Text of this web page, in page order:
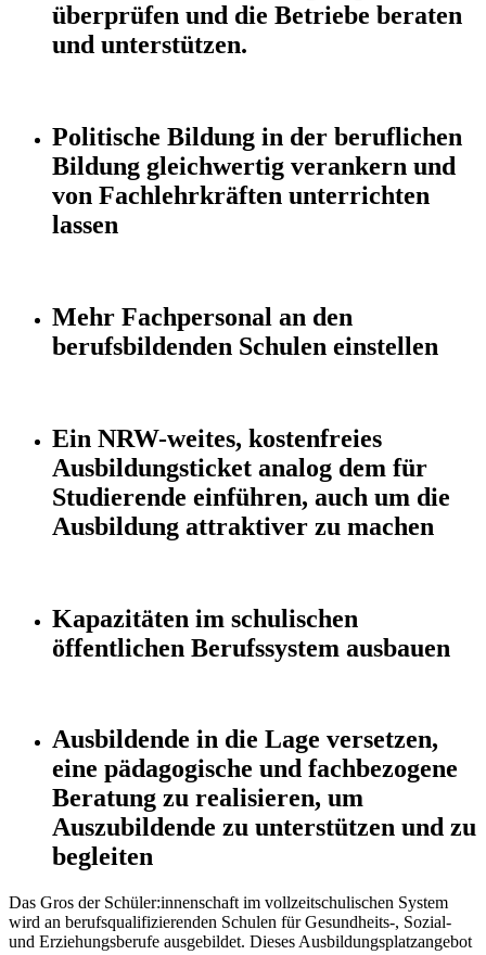
überprüfen und die Betriebe beraten
und unterstützen.
Politische Bildung in der beruflichen
Bildung gleichwertig verankern und
von Fachlehrkräften unterrichten
lassen
Mehr Fachpersonal an den
berufsbildenden Schulen einstellen
Ein NRW-weites, kostenfreies
Ausbildungsticket analog dem für
Studierende einführen, auch um die
Ausbildung attraktiver zu machen
Kapazitäten im schulischen
öffentlichen Berufssystem ausbauen
Ausbildende in die Lage versetzen,
eine pädagogische und fachbezogene
Beratung zu realisieren, um
Auszubildende zu unterstützen und zu
begleiten
Das Gros der Schüler:innenschaft im vollzeitschulischen System
wird an berufsqualifizierenden Schulen für Gesundheits-, Sozial-
und Erziehungsberufe ausgebildet. Dieses Ausbildungsplatzangebot